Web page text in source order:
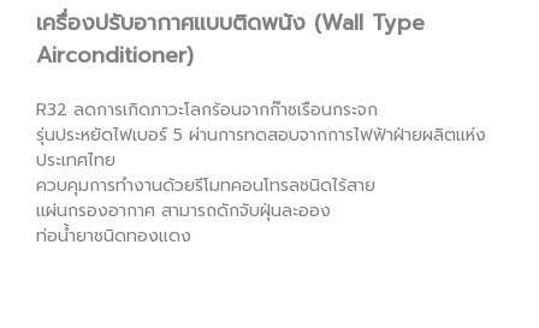
เครื่องปรับอากาศแบบติดพนัง (Wall Type
Airconditioner)
R32 ลดการเกิดภาวะโลกร้อนจากก๊าซเรือนกระจก
รุ่นประหยัดไฟเบอร์ 5 ผ่านการทดสอบจากการไฟฟ้าฝ่ายผลิตแห่ง
ประเทศไทย
ควบคุมการทำงานด้วยรีโมทคอนโทรลชนิดไร้สาย
แผ่นกรองอากาศ สามารถดักจับฝุ่นละออง
ท่อน้ำยาชนิดทองแดง